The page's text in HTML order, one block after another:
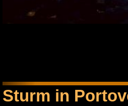
Sturm in